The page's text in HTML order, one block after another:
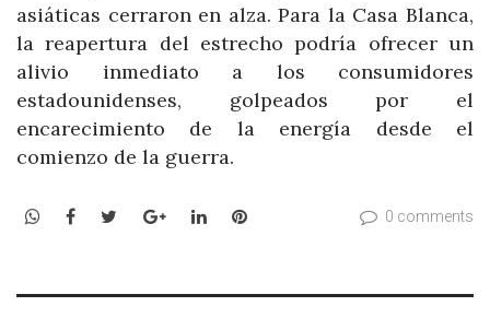
asiáticas cerraron en alza. Para la Casa Blanca,
la reapertura del estrecho podría ofrecer un
alivio inmediato a los consumidores
estadounidenses, golpeados por el
encarecimiento de la energía desde el
comienzo de la guerra.
WhatsApp
Facebook
TwitterGoogle+LinkedInPinterest 0 comments